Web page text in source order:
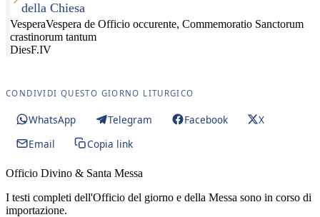
della Chiesa
VesperaVespera de Officio occurente, Commemoratio Sanctorum
crastinorum tantum
DiesF.IV
CONDIVIDI QUESTO GIORNO LITURGICO
WhatsApp Telegram Facebook
X
Email
Copia link
Officio Divino & Santa Messa
I testi completi dell'Officio del giorno e della Messa sono in corso di
importazione.